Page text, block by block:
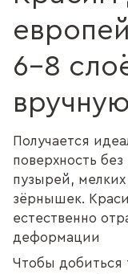
6–8
вручную
Получается
поверхность
пузырей,
зёрнышек.
естественно
деформации
Чтобы добиться